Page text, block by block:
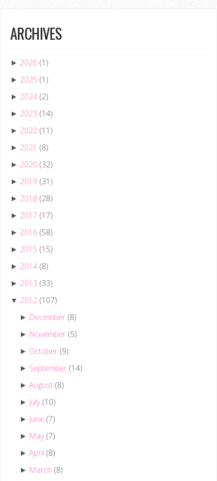
ARCHIVES
► 2026 (1)
► 2025 (1)
► 2024 (2)
► 2023 (14)
► 2022 (11)
► 2021 (8)
► 2020 (32)
► 2019 (31)
► 2018 (28)
► 2017 (17)
► 2016 (58)
► 2015 (15)
► 2014 (8)
► 2013 (33)
▼ 2012 (107)
► December (8)
► November (5)
► October (9)
► September (14)
►August (8)
► July (10)
► June (7)
► May (7)
►April (8)
► March (8)